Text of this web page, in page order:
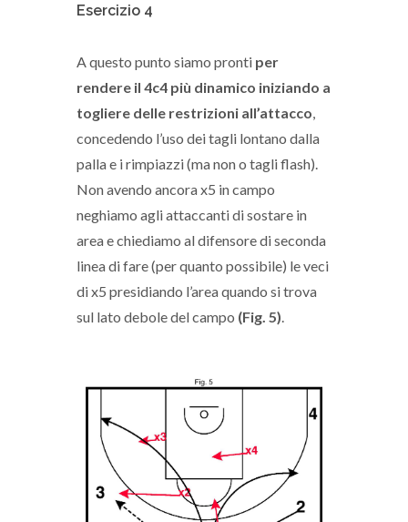
Esercizio 4
A questo punto siamo pronti per
rendere il 4c4 più dinamico iniziando a
togliere delle restrizioni all’attacco,
concedendo l’uso dei tagli lontano dalla
palla e i rimpiazzi (ma non o tagli flash).
Non avendo ancora x5 in campo
neghiamo agli attaccanti di sostare in
area e chiediamo al difensore di seconda
linea di fare (per quanto possibile) le veci
di x5 presidiando l’area quando si trova
sul lato debole del campo (Fig. 5).